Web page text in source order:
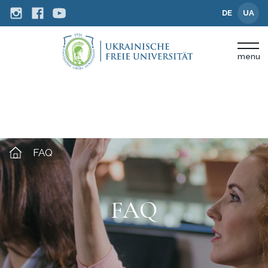
DE UA
menu
FAQ
FAQ